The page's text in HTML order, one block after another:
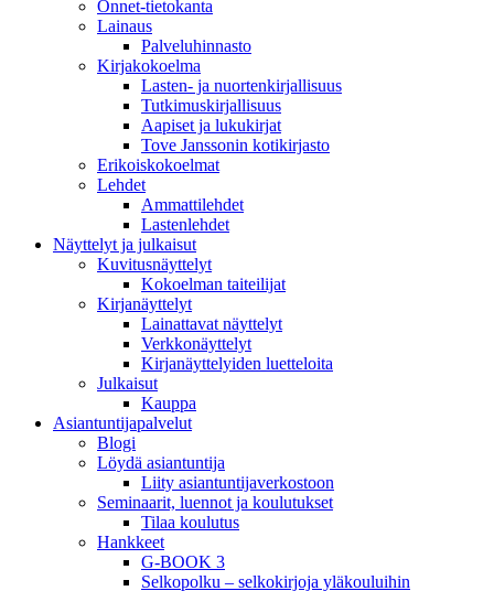
Onnet-tietokanta
Lainaus
Palveluhinnasto
Kirjakokoelma
Lasten- ja nuortenkirjallisuus
Tutkimuskirjallisuus
Aapiset ja lukukirjat
Tove Janssonin kotikirjasto
Erikoiskokoelmat
Lehdet
Ammattilehdet
Lastenlehdet
Näyttelyt ja julkaisut
Kuvitusnäyttelyt
Kokoelman taiteilijat
Kirjanäyttelyt
Lainattavat näyttelyt
Verkkonäyttelyt
Kirjanäyttelyiden luetteloita
Julkaisut
Kauppa
Asiantuntija­palvelut
Blogi
Löydä asiantuntija
Liity asiantuntijaverkostoon
Seminaarit, luennot ja koulutukset
Tilaa koulutus
Hankkeet
G-BOOK 3
Selkopolku – selkokirjoja yläkouluihin